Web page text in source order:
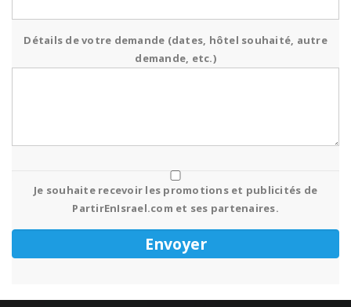
Détails de votre demande (dates, hôtel souhaité, autre
demande, etc.)
Je souhaite recevoir les promotions et publicités de
PartirEnIsrael.com et ses partenaires.